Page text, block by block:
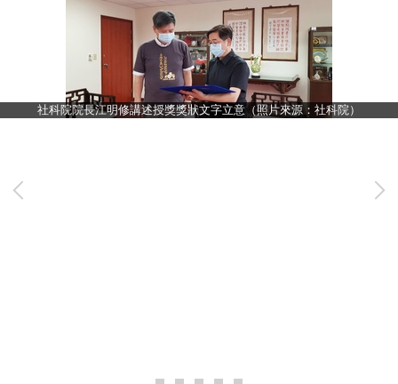
社科院院長江明修講述授獎獎狀文字立意（照片來源：社科院）